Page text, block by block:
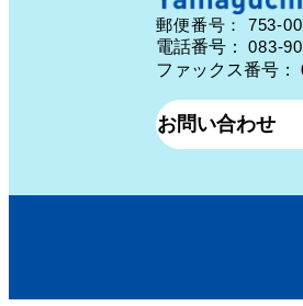
郵便番号： 753-
電話番号：083-
ファックス番号：
お問い合わせ